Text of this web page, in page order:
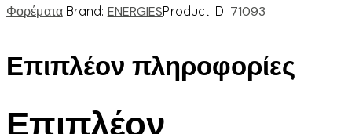
Φορέματα Brand: ENERGIESProduct ID: 71093
Επιπλέον πληροφορίες
Επιπλέον